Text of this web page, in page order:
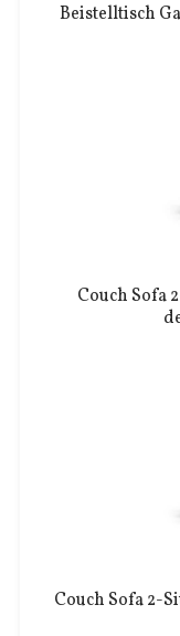
Beistelltisch
Couch Sofa
Couch Sofa 2-